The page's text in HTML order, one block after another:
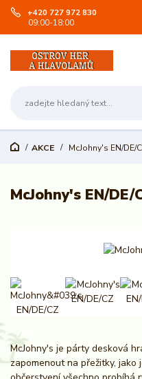
+420 727 972 830
09:00-18:00
AKCE McJohny's EN/DE/
McJohny's EN/DE/
McJohny's je párty desková
zapomenout na přežitky, jako